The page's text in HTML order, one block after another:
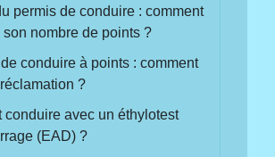
permis de conduire : comment
nombre de points ?
conduire à points : comment
?
conduire avec un éthylotest
(EAD) ?